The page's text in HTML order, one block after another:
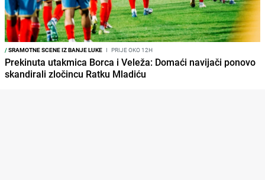
/SRAMOTNE SCENE IZ BANJE LUKE I PRIJE OKO 12H
Prekinuta utakmica Borca i Veleža: Domaći navijači ponovo
skandirali zločincu Ratku Mladiću